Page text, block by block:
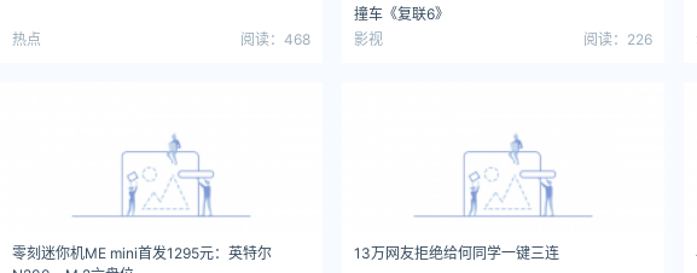
热点 阅读：468
撞车《复联6》
影视
阅读：226
零刻迷你机ME mini首发1295元：英特尔
13万网友拒绝给何同学一键三连